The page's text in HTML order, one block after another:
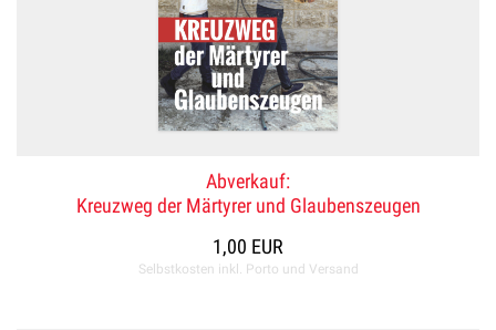
Abverkauf:
Kreuzweg der Märtyrer und Glaubenszeugen
1,00 EUR
Selbstkosten inkl. Porto und Versand